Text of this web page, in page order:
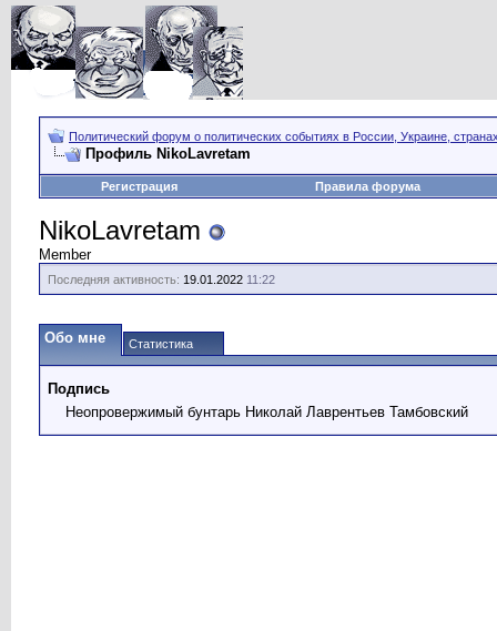
Политический форум о политических событиях в России, Украине,
Профиль NikoLavretam
Регистрация Правила форума
NikoLavretam
Member
Последняя активность: 19.01.2022 11:22
Обо мне Статистика
Подпись
Неопровержимый бунтарь Николай Лаврентьев Тамбовский